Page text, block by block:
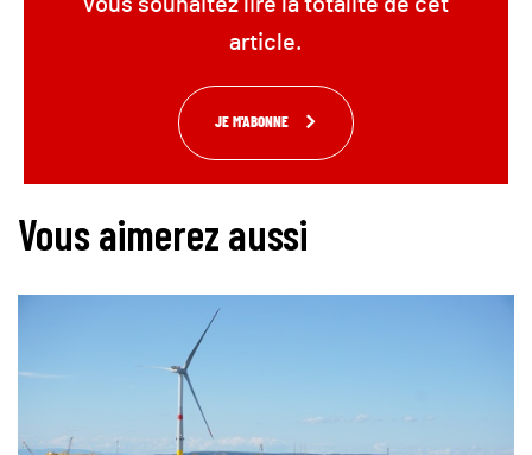
vous souhaitez lire la totalité de cet
article.
JE M'ABONNE
Vous aimerez aussi